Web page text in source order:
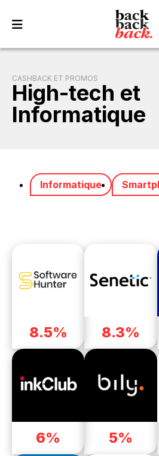
CASHBACK ET PROMOS
High-tech et
Informatique
Informatique
8.5% 8.3%
6% 5%